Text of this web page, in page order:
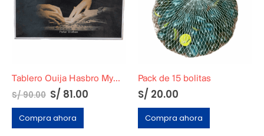
Tablero Ouija Hasbro Mystifying Oracle
S/90.00 S/ 81.00
Compra ahora
Pack de 15 bolitas
S/ 20.00
Compra ahora